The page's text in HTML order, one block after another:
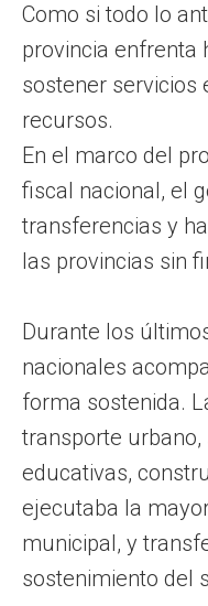
Como si todo lo
provincia enfrenta
sostener servicios
recursos.
En el marco del
fiscal nacional, el
transferencias y
las provincias sin
Durante los
nacionales
forma sostenida.
transporte
educativas,
ejecutaba la
municipal, y
sostenimiento del